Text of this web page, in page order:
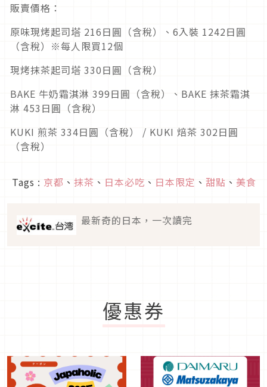
販賣價格：
原味現烤起司塔 216日圓（含稅）、6入裝 1242日圓
（含稅）※每人限買12個
現烤抹茶起司塔 330日圓（含稅）
BAKE 牛奶霜淇淋 399日圓（含稅）、BAKE 抹茶霜淇
淋 453日圓（含稅）
KUKI 煎茶 334日圓（含稅） / KUKI 焙茶 302日圓
（含稅）
Tags : 京都 、 抹茶 、 日本必吃 、 日本限定 、 甜點 、 美食
最新奇的日本，一次讀完
優惠券